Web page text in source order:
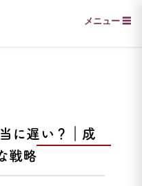
メニュー ☰
に遅い？｜成
戦略